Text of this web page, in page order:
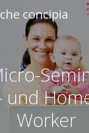
Inhalt
springen
concipia
und
Worker